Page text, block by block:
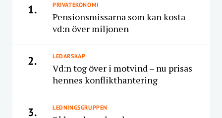
1. PRIVATEKONOMI
Pensionsmissarna som kan kosta
vd:n över miljonen
2. LEDARSKAP
Vd:n tog över i motvind – nu prisas
hennes konflikthantering
3. LEDNINGSGRUPPEN